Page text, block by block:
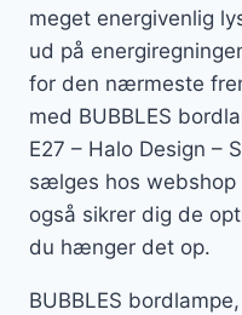
meget energivenlig
ud på
for den nærmeste
med BUBBLES
E27 – Halo Design –
sælges hos webshop
også sikrer dig de
du hænger det op.
BUBBLES